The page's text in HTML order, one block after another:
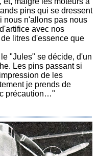
pins qui se dressent
nous n'allons pas nous
avec nos
litres d'essence que
"Jules" se décide, d'un
Les pins passant si
de les
je prends de
précaution…"